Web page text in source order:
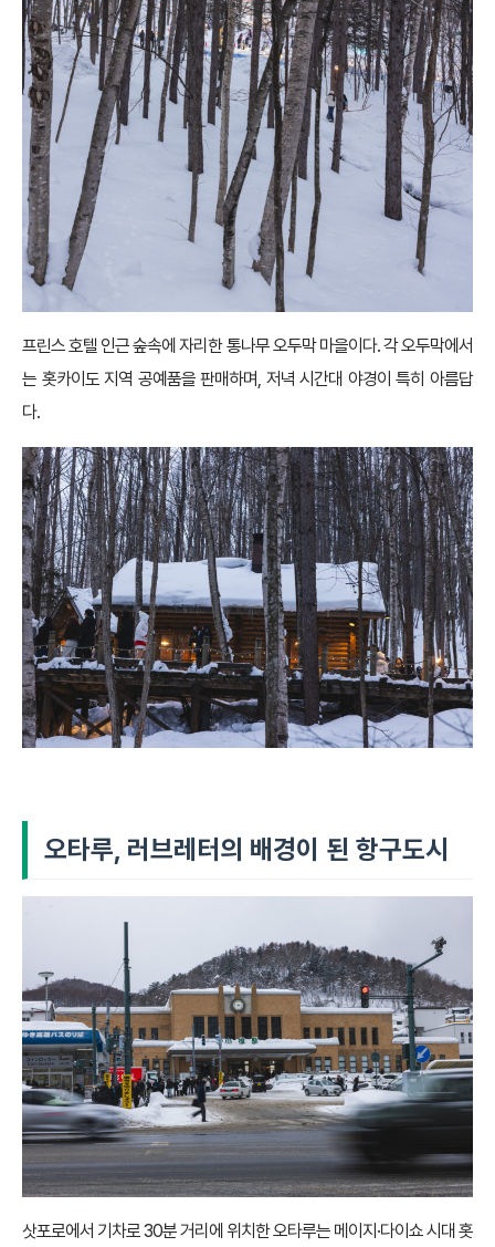
프린스 호텔 인근 숲속에 자리한 통나무 오두막 마을이다. 각 오두막에서
는 홋카이도 지역 공예품을 판매하며, 저녁 시간대 야경이 특히 아름답
다.
오타루, 러브레터의 배경이 된 항구도시
삿포로에서 기차로 30분 거리에 위치한 오타루는 메이지·다이쇼 시대 홋